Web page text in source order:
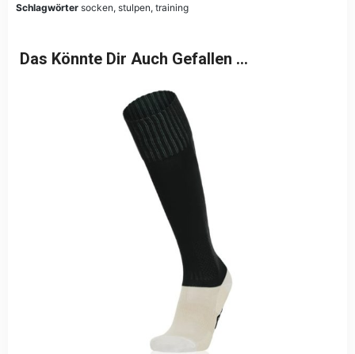
Schlagwörter socken, stulpen, training
Das Könnte Dir Auch Gefallen …